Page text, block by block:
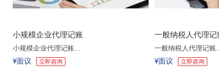
小规模企业代理记账
小规模企业代理记账...
¥面议 立即咨询
一般纳税人代理记
一般纳税人代理记账
¥面议 立即咨询